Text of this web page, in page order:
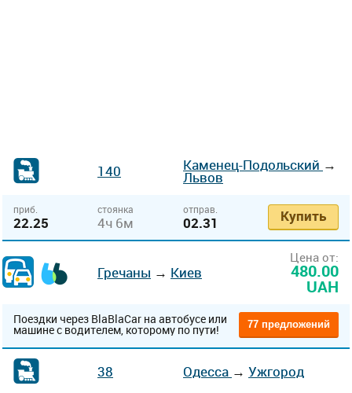
140 Каменец-Подольский →
Львов
приб.
22.25
стоянка
4ч 6м
отправ.
02.31 Купить
Гречаны → Киев
Цена от:
480.00
UAH
Поездки через BlaBlaCar на автобусе или
машине с водителем, которому по пути! 77 предложений
38 Одесса → Ужгород